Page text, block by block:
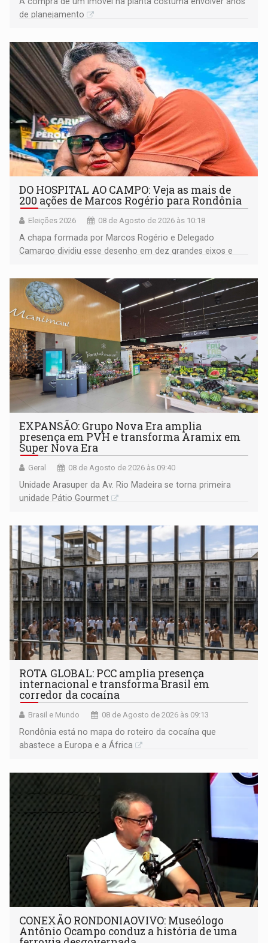
de planejamento
DO HOSPITAL AO CAMPO: Veja as mais de
200 ações de Marcos Rogério para Rondônia
Eleições 2026 08 de Agosto de 2026 às 10:18
A chapa formada por Marcos Rogério e Delegado
Camargo dividiu esse desenho em dez grandes eixos e
EXPANSÃO: Grupo Nova Era amplia
presença em PVH e transforma Aramix em
Super Nova Era
Geral 08 de Agosto de 2026 às 09:40
Unidade Arasuper da Av. Rio Madeira se torna primeira
unidade Pátio Gourmet
ROTA GLOBAL: PCC amplia presença
internacional e transforma Brasil em
corredor da cocaína
Brasil e Mundo 08 de Agosto de 2026 às 09:13
Rondônia está no mapa do roteiro da cocaína que
abastece a Europa e a África
CONEXÃO RONDONIAOVIVO: Museólogo
Antônio Ocampo conduz a história de uma